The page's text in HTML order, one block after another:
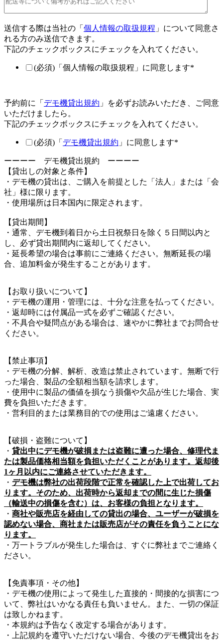
送信する際は当社の「 個人情報の取扱規程 」について同意さ
れる方のみ送信できます。
下記のチェックボックスにチェックを入れてください。
(必須)「個人情報の取扱規程」に同意します*
予約前に「 デモ機貸出規約 」を必ずお読みいただき、ご同意
いただけましたら。
下記のチェックボックスにチェックを入れてください。
(必須)「 デモ機貸出規約 」に同意します*
ーーーー デモ機貸出規約 ーーーー
【貸出しの対象と条件】
・デモ機の貸出は、ご購入を前提とした「法人」または「会
社」様に限ります。
・使用場所は日本国内に限定されます。
【貸出期間】
・通常、デモ機到着日から土日祝祭日を除く５日間以内と
し、必ず貸出期間内に返却してください。
・延長希望の場合は事前にご連絡ください。無断延長の場
合、追加料金が発生することがあります。
【お取り扱いについて】
・デモ機の運用・管理には、十分な注意を払ってください。
・返却時には付属品一式を必ずご確認ください。
・不具合や疑問点がある場合は、速やかに弊社までお問合せ
ください。
【禁止事項】
・デモ機の分解、解析、改造は禁止されています。無断で行
った場合、製品の全額相当額を請求します。
・使用中に製品の価値を損なう損傷や欠品が生じた場合、実
費を負担いただきます。
・営利目的または業務目的での使用はご遠慮ください。
【破損・盗難について】
・ 貸出中にデモ機が破損または盗難に遭った場合、修理代ま
たは製品価格相当額を負担いただくことがあります。返却後
1ヶ月以内にご連絡させていただきます。
・ デモ機は弊社の出荷段階で正常を確認した上で出荷してお
ります。そのため、出荷時から返却までの間に生じた損傷
（輸送中の損傷を含む）は、お客様の負担となります。
・ 商社や販売店を経由しての貸出の場合、ユーザーが破損を
認めない場合、商社または販売店がその責任を負うことにな
ります。
・万一トラブルが発生した場合は、すぐに弊社までご連絡く
ださい。
【免責事項・その他】
・デモ機の使用によって発生した直接的・間接的な損害につ
いて、弊社はいかなる責任も負いません。また、一切の保証
は致しかねます。
・本規約は予告なく改定する場合があります。
・上記規約を遵守いただけない場合、今後のデモ機貸出をお